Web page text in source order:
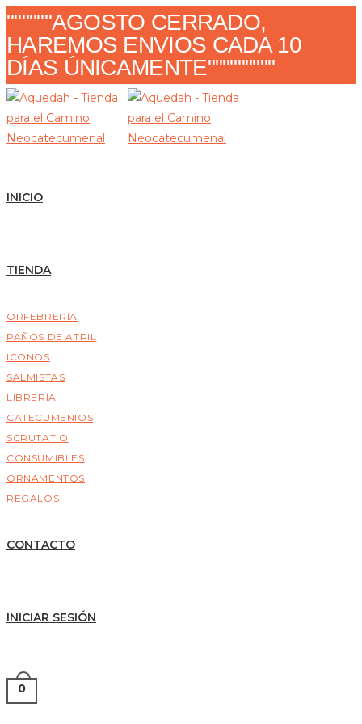
Ir
al
contenido
""""""AGOSTO CERRADO,
HAREMOS ENVIOS CADA 10
DÍAS ÚNICAMENTE"""""""""
INICIO
TIENDA
ORFEBRERÍA
PAÑOS DE ATRIL
ICONOS
SALMISTAS
LIBRERÍA
CATECUMENIOS
SCRUTATIO
CONSUMIBLES
ORNAMENTOS
REGALOS
CONTACTO
INICIAR SESIÓN
0